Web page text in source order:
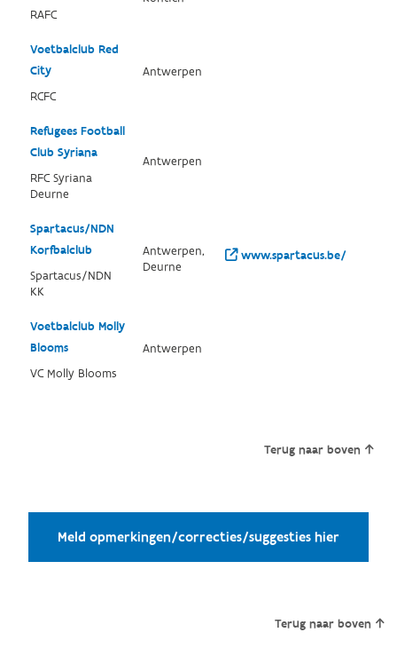
RAFC
Voetbalclub Red
City
RCFC
Antwerpen
Refugees Football
Club Syriana
RFC Syriana
Deurne
Antwerpen
Spartacus/NDN
Korfbalclub
Spartacus/NDN
KK
Antwerpen,
Deurne
www.spartacus.be/
Voetbalclub Molly
Blooms
VC Molly Blooms
Antwerpen
Terug naar boven
Meld opmerkingen/correcties/suggesties hier
Terug naar boven